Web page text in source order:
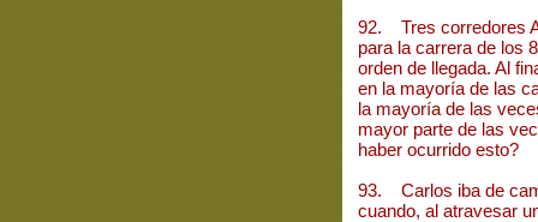
92. Tres corredores
para la carrera de los
orden de llegada. Al
en la mayoría de las
la mayoría de las
mayor parte de las
haber ocurrido esto?
93. Carlos iba de
cuando, al atravesar